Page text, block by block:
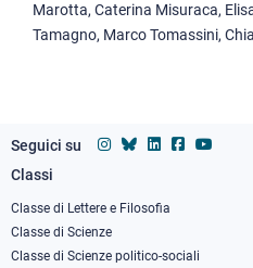
Marotta, Caterina Misuraca,
Tamagno, Marco Tomassini,
Seguici su
Footer
column
1
Classi
Classe di Lettere e Filosofia
Classe di Scienze
Classe di Scienze politico-sociali